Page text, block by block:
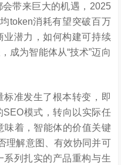
带来巨大的机遇，2025
token消耗有望突破百万
潜力，如何构建可持续
成为智能体从“技术”迈向
准发生了根本转变，即
模式，转向以实际任
味着，智能体的价值关键
理解意图、有效协同并可
列扎实的产品重构与生